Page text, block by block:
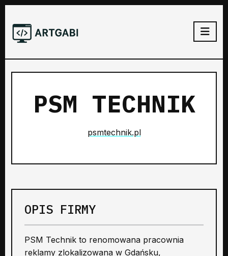
PSM TECHNIK
psmtechnik.pl
OPIS FIRMY
PSM Technik to renomowana pracownia
reklamy zlokalizowana w Gdańsku,